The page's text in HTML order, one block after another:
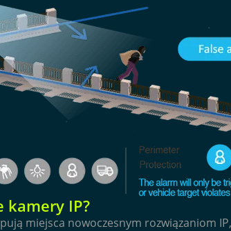
kamery IP?
miejsca nowoczesnym rozwiązaniom